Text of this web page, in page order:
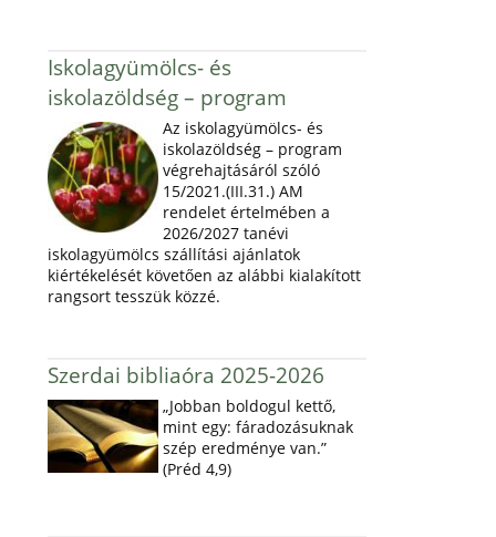
Iskolagyümölcs- és
iskolazöldség – program
Az iskolagyümölcs- és
iskolazöldség – program
végrehajtásáról szóló
15/2021.(III.31.) AM
rendelet értelmében a
2026/2027 tanévi
iskolagyümölcs szállítási ajánlatok
kiértékelését követően az alábbi kialakított
rangsort tesszük közzé.
Szerdai bibliaóra 2025-2026
„Jobban boldogul kettő,
mint egy: fáradozásuknak
szép eredménye van.”
(Préd 4,9)